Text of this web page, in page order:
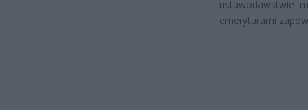
ustawodawstwie
emeryturami